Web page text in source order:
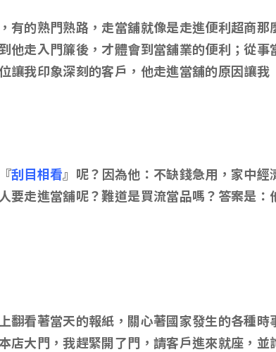
有的熟門熟路，走當舖就像是走進便利超商那
他走入門簾後，才體會到當舖業的便利；從事
讓我印象深刻的客戶，他走進當舖的原因讓我
刮目相看』呢？因為他：不缺錢急用，家中
要走進當舖呢？難道是買流當品嗎？答案是：
翻看著當天的報紙，關心著國家發生的各種
店大門，我趕緊開了門，請客戶進來就座，